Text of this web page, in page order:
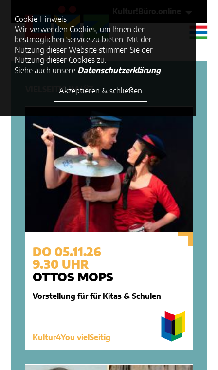
Cookie Hinweis
Wir verwenden Cookies, um Ihnen den
bestmöglichen Service zu bieten. Mit der
Nutzung dieser Website stimmen Sie der
Nutzung dieser Cookies zu.
Siehe auch unsere Datenschutzerklärung
Akzeptieren & schließen
Kultur!Büro.online
VIELSEITIG IM LŸZ
DO 05.11.26
9.30 UHR
OTTOS MOPS
Vorstellung für für Kitas & Schulen
Kultur4You vielSeitig